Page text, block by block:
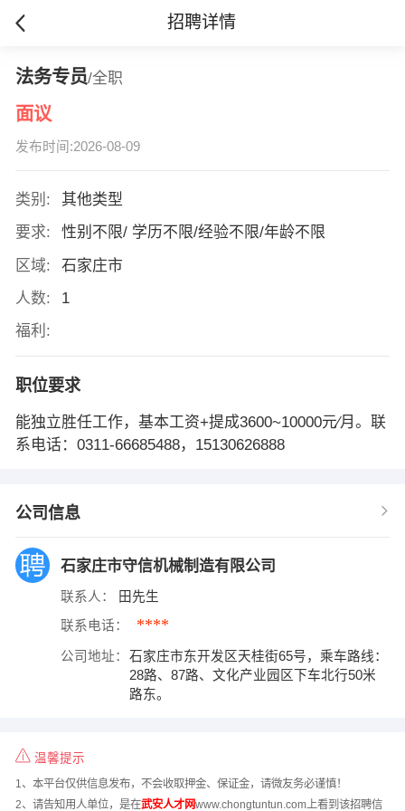
招聘详情
法务专员/全职
面议
发布时间:2026-08-09
类别:
其他类型
要求:
性别不限/ 学历不限/经验不限/年龄不限
区域:
石家庄市
人数:
1
福利:
职位要求
能独立胜任工作，基本工资+提成3600~10000元∕月。联
系电话：0311-66685488，15130626888
公司信息
石家庄市守信机械制造有限公司
联系人： 田先生
联系电话： ****
公司地址：
石家庄市东开发区天桂街65号，乘车路线：
28路、87路、文化产业园区下车北行50米
路东。
温馨提示
1、本平台仅供信息发布，不会收取押金、保证金，请微友务必谨慎！
2、请告知用人单位，是在武安人才网www.chongtuntun.com上看到该招聘信